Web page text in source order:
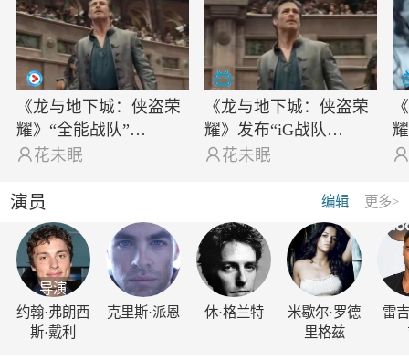
《龙与地下城：侠盗荣
耀》“全能战队”…
 花未眠
《龙与地下城：侠盗荣
耀》发布“iG战队…
 花未眠
更多>
编辑
演员
导演
约翰·弗朗西
斯·戴利
克里斯·派恩 休·格兰特
米歇尔·罗德
里格兹
雷